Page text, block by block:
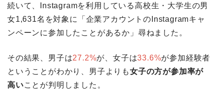
続いて、Instagramを利用している高校生・大学生の男
女1,631名を対象に「企業アカウントのInstagramキャ
ンペーンに参加したことがあるか」尋ねました。
その結果、男子は27.2%が、女子は33.6%が参加経験者
ということがわかり、男子よりも女子の方が参加率が
高いことが判明しました。